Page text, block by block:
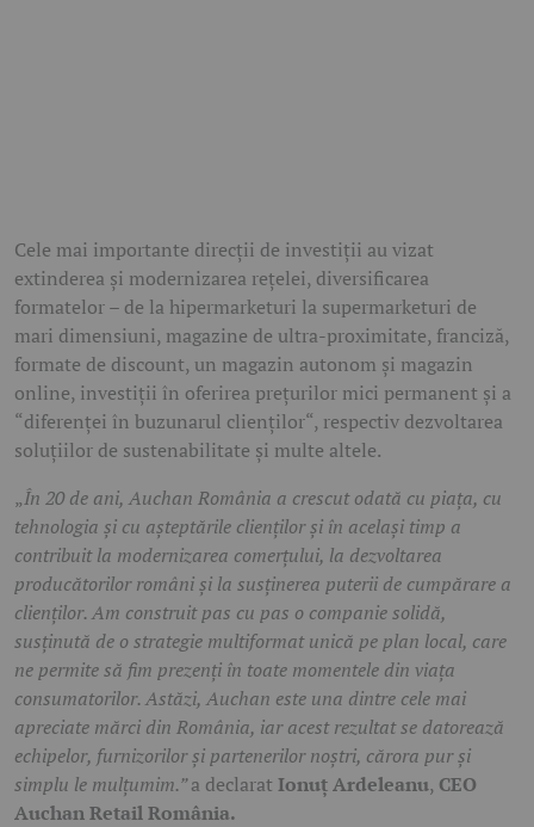
Cele mai importante direcții de investiții au vizat
extinderea și modernizarea rețelei, diversificarea
formatelor – de la hipermarketuri la supermarketuri de
mari dimensiuni, magazine de ultra-proximitate, franciză,
formate de discount, un magazin autonom și magazin
online, investiții în oferirea prețurilor mici permanent și a
“diferenței în buzunarul clienților“, respectiv dezvoltarea
soluțiilor de sustenabilitate și multe altele.
„În 20 de ani, Auchan România a crescut odată cu piața, cu
tehnologia și cu așteptările clienților și în același timp a
contribuit la modernizarea comerțului, la dezvoltarea
producătorilor români și la susținerea puterii de cumpărare a
clienților. Am construit pas cu pas o companie solidă,
susținută de o strategie multiformat unică pe plan local, care
ne permite să fim prezenți în toate momentele din viața
consumatorilor. Astăzi, Auchan este una dintre cele mai
apreciate mărci din România, iar acest rezultat se datorează
echipelor, furnizorilor și partenerilor noștri, cărora pur și
simplu le mulțumim.”a declarat Ionuț Ardeleanu, CEO
Auchan Retail România.